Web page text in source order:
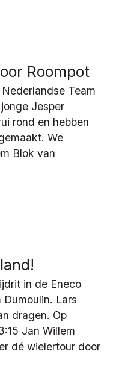
Roompot
Team
Jesper
rond en hebben
We
Blok van
in de Eneco
Lars
dragen. Op
Jan Willem
dé wielertour door